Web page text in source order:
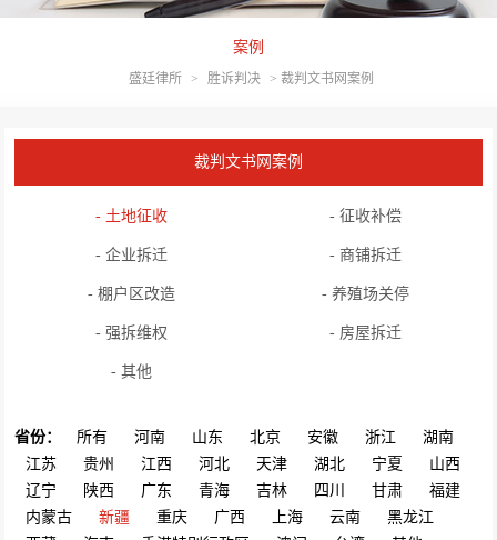
案例
盛廷律所 > 胜诉判决 > 裁判文书网案例
裁判文书网案例
- 土地征收 - 征收补偿
- 企业拆迁 - 商铺拆迁
- 棚户区改造 - 养殖场关停
- 强拆维权 - 房屋拆迁
- 其他
省份： 所有 河南 山东 北京 安徽 浙江
湖南
江苏
贵州 江西 河北 天津 湖北 宁夏
山西
辽宁
陕西 广东 青海 吉林 四川 甘肃
福建
内蒙古
新疆 重庆 广西 上海 云南
黑龙江